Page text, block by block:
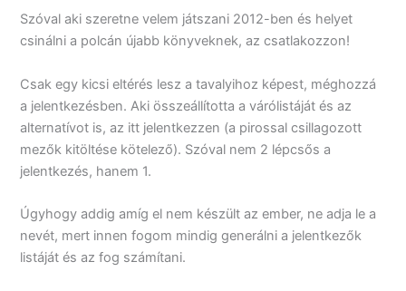
Szóval aki szeretne velem játszani 2012-ben és helyet
csinálni a polcán újabb könyveknek, az csatlakozzon!
Csak egy kicsi eltérés lesz a tavalyihoz képest, méghozzá
a jelentkezésben. Aki összeállította a várólistáját és az
alternatívot is, az itt jelentkezzen (a pirossal csillagozott
mezők kitöltése kötelező). Szóval nem 2 lépcsős a
jelentkezés, hanem 1.
Úgyhogy addig amíg el nem készült az ember, ne adja le a
nevét, mert innen fogom mindig generálni a jelentkezők
listáját és az fog számítani.